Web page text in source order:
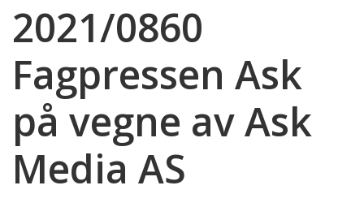
2021/0860
Fagpressen Ask
på vegne av Ask
Media AS